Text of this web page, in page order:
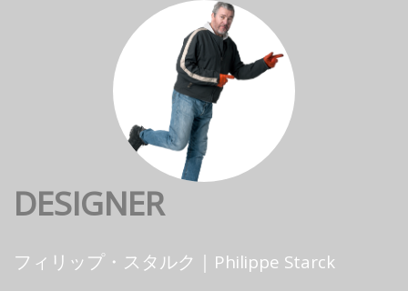
DESIGNER
フィリップ・スタルク｜Philippe Starck